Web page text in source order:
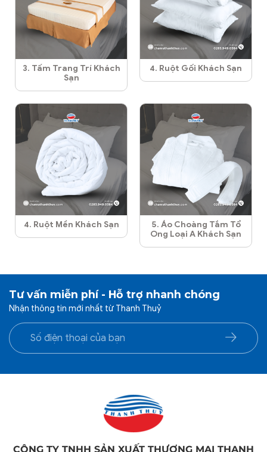
3. Tấm Trang Trí Khách
Sạn
4. Ruột Gối Khách Sạn
4. Ruột Mền Khách Sạn
5. Áo Choàng Tắm Tổ
Ong Loại A Khách Sạn
Tư vấn miễn phí - Hỗ trợ nhanh chóng
Nhận thông tin mới nhất từ Thanh Thuỷ
CÔNG TY TNHH SẢN XUẤT THƯƠNG MẠI THANH